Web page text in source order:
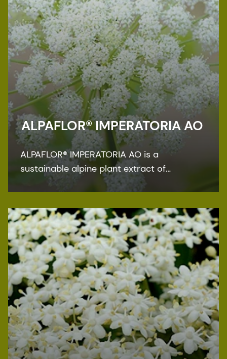
ALPAFLOR® IMPERATORIA AO
ALPAFLOR® IMPERATORIA AO is a
sustainable alpine plant extract of
Peucedanum ostruthium. This organic
types of skin regenerating formulations.
This bioactive is ECOCERT, COSMOS, and
NATRUE organic certified, and Fair for Life
Fair Trade certified.